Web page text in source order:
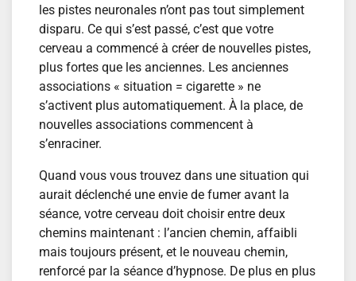
les pistes neuronales n’ont pas tout simplement
disparu. Ce qui s’est passé, c’est que votre
cerveau a commencé à créer de nouvelles pistes,
plus fortes que les anciennes. Les anciennes
associations « situation = cigarette » ne
s’activent plus automatiquement. À la place, de
nouvelles associations commencent à
s’enraciner.
Quand vous vous trouvez dans une situation qui
aurait déclenché une envie de fumer avant la
séance, votre cerveau doit choisir entre deux
chemins maintenant : l’ancien chemin, affaibli
mais toujours présent, et le nouveau chemin,
renforcé par la séance d’hypnose. De plus en plus